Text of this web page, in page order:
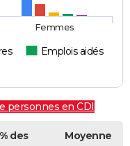
Emplois aidés
Femmes
personnes en CDI
% des
Moyenne